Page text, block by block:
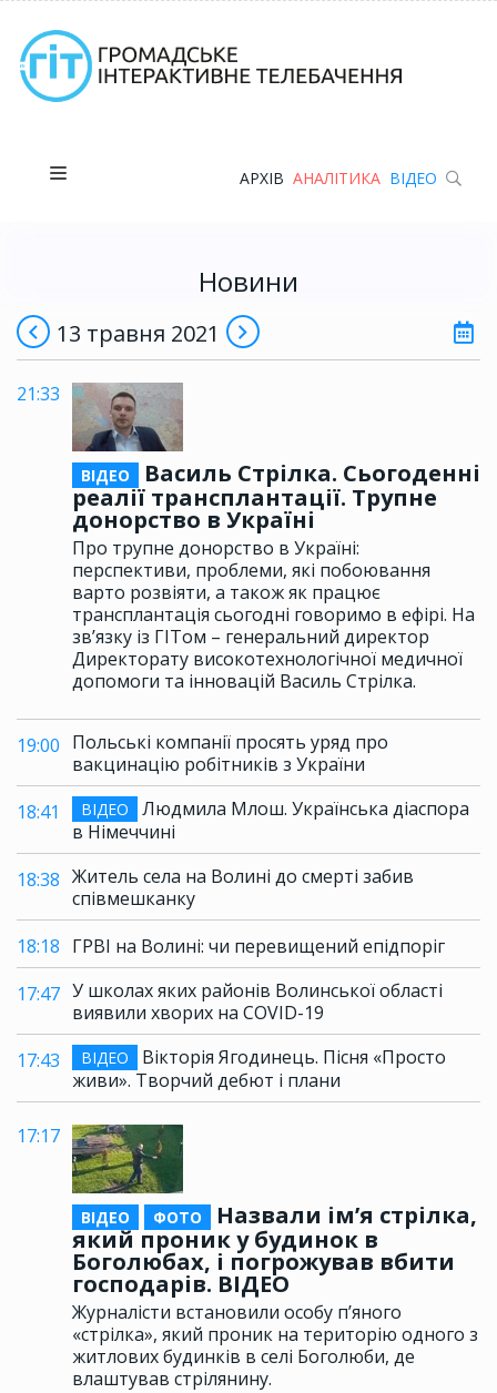
АРХІВ АНАЛІТИКА ВІДЕО
13 травня 2021
Новини
21:33
ВІДЕО
Василь Стрілка. Сьогоденні
реалії трансплантації. Трупне
донорство в Україні
Про трупне донорство в Україні:
перспективи, проблеми, які побоювання
варто розвіяти, а також як працює
трансплантація сьогодні говоримо в ефірі. На
зв’язку із ГІТом – генеральний директор
Директорату високотехнологічної медичної
допомоги та інновацій Василь Стрілка.
19:00 Польські компанії просять уряд про
вакцинацію робітників з України
18:41
ВІДЕО
Людмила Млош. Українська діаспора
в Німеччині
18:38 Житель села на Волині до смерті забив
співмешканку
18:18 ГРВІ на Волині: чи перевищений епідпоріг
17:47 У школах яких районів Волинської області
виявили хворих на COVID-19
17:43
ВІДЕО
Вікторія Ягодинець. Пісня «Просто
живи». Творчий дебют і плани
17:17
ВІДЕО ФОТО
Назвали ім’я стрілка,
який проник у будинок в
Боголюбах, і погрожував вбити
господарів. ВІДЕО
Журналісти встановили особу п’яного
«стрілка», який проник на територію одного з
житлових будинків в селі Боголюби, де
влаштував стрілянину.